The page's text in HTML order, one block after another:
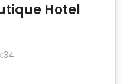
Hotel